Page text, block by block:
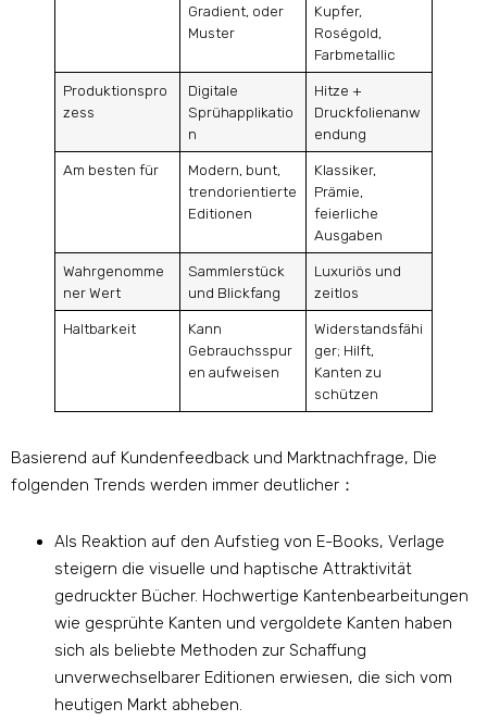
Gradient, oder
Muster
Kupfer,
Roségold,
Farbmetallic
Produktionspro
zess
Digitale
Sprühapplikatio
n
Hitze +
Druckfolienanw
endung
Am besten für
Modern, bunt,
trendorientierte
Editionen
Klassiker,
Prämie,
feierliche
Ausgaben
Wahrgenomme
ner Wert
Sammlerstück
und Blickfang
Luxuriös und
zeitlos
Haltbarkeit
Kann
Gebrauchsspur
en aufweisen
Widerstandsfähi
ger; Hilft,
Kanten zu
schützen
Basierend auf Kundenfeedback und Marktnachfrage, Die
folgenden Trends werden immer deutlicher：
Als Reaktion auf den Aufstieg von E-Books, Verlage
steigern die visuelle und haptische Attraktivität
gedruckter Bücher. Hochwertige Kantenbearbeitungen
wie gesprühte Kanten und vergoldete Kanten haben
sich als beliebte Methoden zur Schaffung
unverwechselbarer Editionen erwiesen, die sich vom
heutigen Markt abheben.